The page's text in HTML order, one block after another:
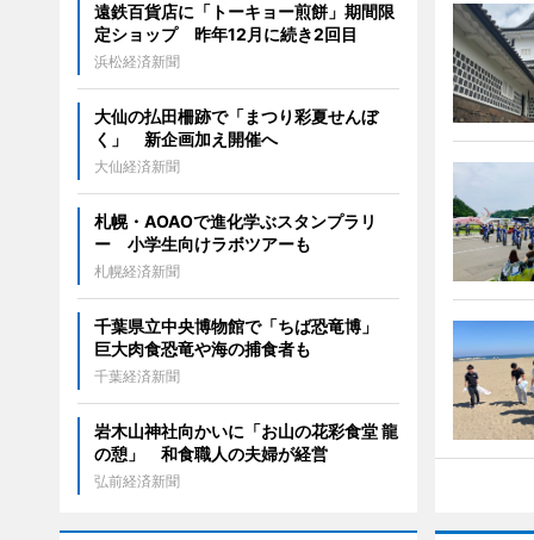
遠鉄百貨店に「トーキョー煎餅」期間限
定ショップ 昨年12月に続き2回目
浜松経済新聞
大仙の払田柵跡で「まつり彩夏せんぼ
く」 新企画加え開催へ
大仙経済新聞
札幌・AOAOで進化学ぶスタンプラリ
ー 小学生向けラボツアーも
札幌経済新聞
千葉県立中央博物館で「ちば恐竜博」
巨大肉食恐竜や海の捕食者も
千葉経済新聞
岩木山神社向かいに「お山の花彩食堂 龍
の憩」 和食職人の夫婦が経営
弘前経済新聞